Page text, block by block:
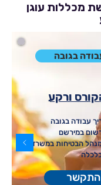
מכללות עוגן
בגובה
ורקע
עבודה בגובה
במירשם
הבטיחות במשרד
התקשר